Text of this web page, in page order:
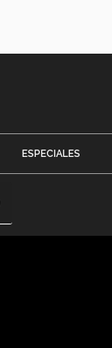
ESPECIALES